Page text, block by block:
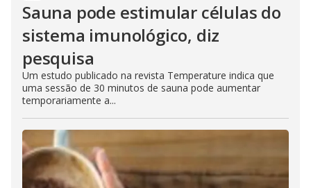
Sauna pode estimular células do
sistema imunológico, diz
pesquisa
Um estudo publicado na revista Temperature indica que
uma sessão de 30 minutos de sauna pode aumentar
temporariamente a...